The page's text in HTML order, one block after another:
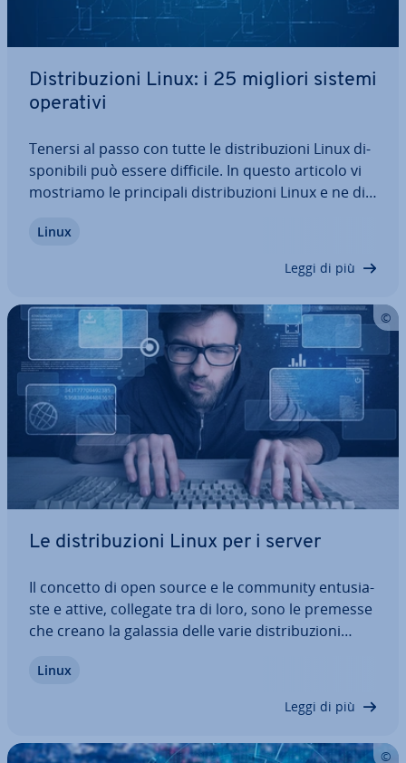
Di­stri­bu­zio­ni Linux: i 25 migliori sistemi
operativi
Tenersi al passo con tutte le di­stri­bu­zio­ni Linux di­
spo­ni­bi­li può essere difficile. In questo articolo vi
mostriamo le prin­ci­pa­li di­stri­bu­zio­ni Linux e ne di­
ter­na­ti­va Linux per la vostra azienda o se siete
Linux
Leggi di più
Le di­stri­bu­zio­ni Linux per i server
Il concetto di open source e le community en­tu­sia­
ste e attive, collegate tra di loro, sono le premesse
che creano la galassia delle varie di­stri­bu­zio­ni
vi pre­sen­tia­mo le migliori opzioni, le loro ca­rat­te­ri­
Linux
Leggi di più